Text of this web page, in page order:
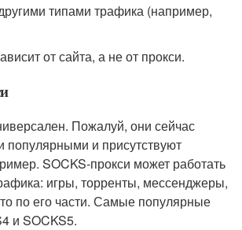
типами трафика (например,
от сайта, а не от прокси.
Пожалуй, они сейчас
и присутствуют
SOCKS‑прокси может работать
игры, торренты, мессенджеры,
по его части. Самые популярные
и SOCKS5.